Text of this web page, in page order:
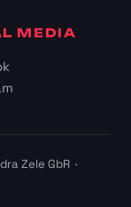
MEDIA
Zele GbR ·